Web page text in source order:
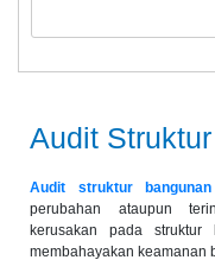
Audit
Audit struktur bangunan
perubahan ataupun
kerusakan pada struktur
membahayakan keamanan